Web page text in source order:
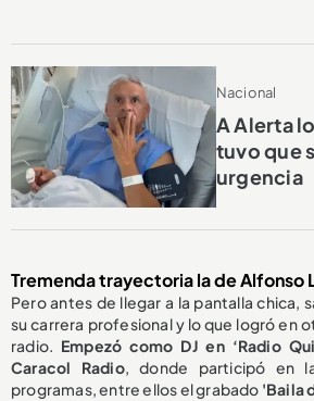
Nacional
A Alerta
tuvo que
urgencia
Tremenda trayectoria la de Alfonso
Pero antes de llegar a la pantalla chica,
su carrera profesional y lo que logró en
radio. Empezó como DJ en ‘Radio
Caracol Radio, donde participó en
programas, entre ellos el grabado 'Baila